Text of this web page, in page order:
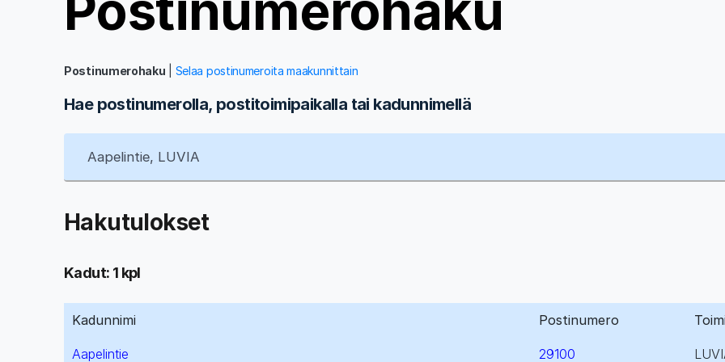
Postinumerohaku Selaa postinumeroita maakunnittain
Hae postinumerolla, postitoimipaikalla tai kadunnimellä
Hakutulokset
Kadut: 1 kpl
Kadunnimi Postinumero
Aapelintie 29100